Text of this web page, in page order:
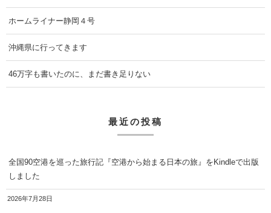
ホームライナー静岡４号
沖縄県に行ってきます
46万字も書いたのに、まだ書き足りない
最近の投稿
全国90空港を巡った旅行記『空港から始まる日本の旅』をKindleで出版
しました
2026年7月28日